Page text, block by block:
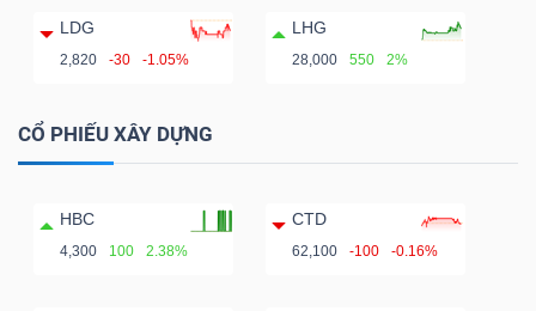
LDG
2,820 -30 -1.05%
LHG
28,000 550 2%
CỔ PHIẾU XÂY DỰNG
HBC
4,300 100 2.38%
CTD
62,100 -100 -0.16%